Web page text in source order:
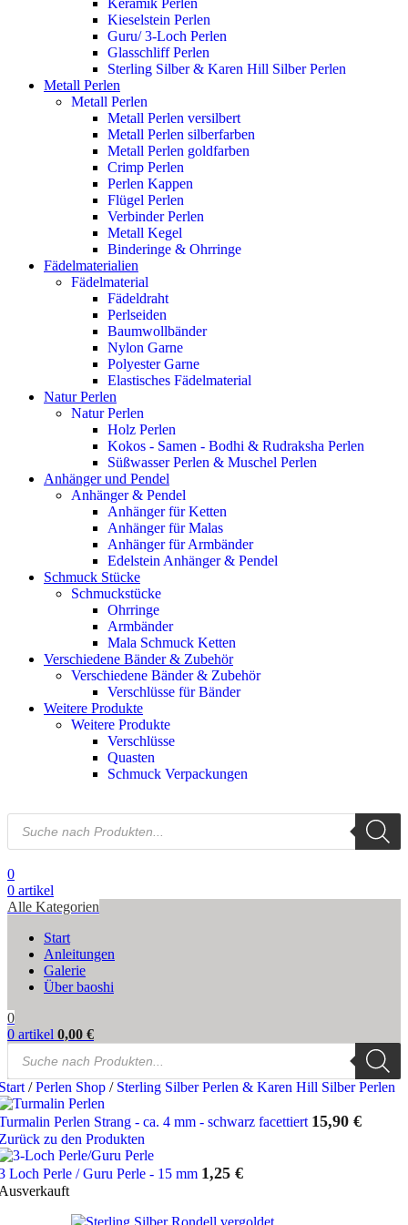
Keramik Perlen
Kieselstein Perlen
Guru/ 3-Loch Perlen
Glasschliff Perlen
Sterling Silber & Karen Hill Silber Perlen
Metall Perlen
Metall Perlen
Metall Perlen versilbert
Metall Perlen silberfarben
Metall Perlen goldfarben
Crimp Perlen
Perlen Kappen
Flügel Perlen
Verbinder Perlen
Metall Kegel
Binderinge & Ohrringe
Fädelmaterialien
Fädelmaterial
Fädeldraht
Perlseiden
Baumwollbänder
Nylon Garne
Polyester Garne
Elastisches Fädelmaterial
Natur Perlen
Natur Perlen
Holz Perlen
Kokos - Samen - Bodhi & Rudraksha Perlen
Süßwasser Perlen & Muschel Perlen
Anhänger und Pendel
Anhänger & Pendel
Anhänger für Ketten
Anhänger für Malas
Anhänger für Armbänder
Edelstein Anhänger & Pendel
Schmuck Stücke
Schmuckstücke
Ohrringe
Armbänder
Mala Schmuck Ketten
Verschiedene Bänder & Zubehör
Verschiedene Bänder & Zubehör
Verschlüsse für Bänder
Weitere Produkte
Weitere Produkte
Verschlüsse
Quasten
Schmuck Verpackungen
Products
search
0
0 artikel
Alle Kategorien
Start
Anleitungen
Galerie
Über baoshi
0
0 artikel 0,00 €
Products
search
/ Perlen Shop / Sterling Silber Perlen & Karen Hill Silber Perlen
Perlen Strang - ca. 4 mm - schwarz facettiert 15,90 €
zu den Produkten
Loch Perle / Guru Perle - 15 mm 1,25 €